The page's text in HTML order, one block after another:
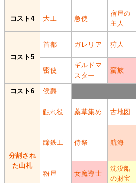
コスト4 大工 急使
宿屋の
主人
コスト5
首都 ガレリア 狩人
密使
ギルドマ
スター
蛮族
コスト6 侯爵
分割され
た山札
触れ役 薬草集め 古地図
蹄鉄工 侍祭 航海
粉屋 女魔導士
沈没船
の財宝